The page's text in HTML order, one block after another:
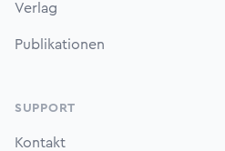
Verlag
Publikationen
SUPPORT
Kontakt